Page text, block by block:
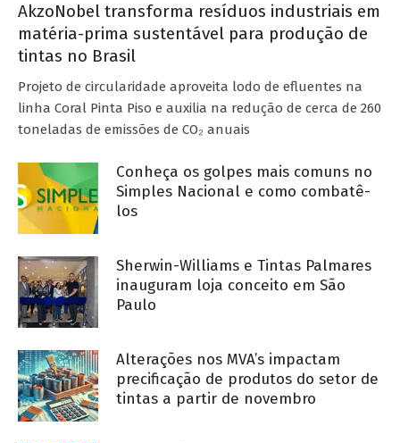
AkzoNobel transforma resíduos industriais em
matéria-prima sustentável para produção de
tintas no Brasil
Projeto de circularidade aproveita lodo de efluentes na
linha Coral Pinta Piso e auxilia na redução de cerca de 260
toneladas de emissões de CO₂ anuais
Conheça os golpes mais comuns no
Simples Nacional e como combatê-
los
Sherwin-Williams e Tintas Palmares
inauguram loja conceito em São
Paulo
Alterações nos MVA’s impactam
precificação de produtos do setor de
tintas a partir de novembro